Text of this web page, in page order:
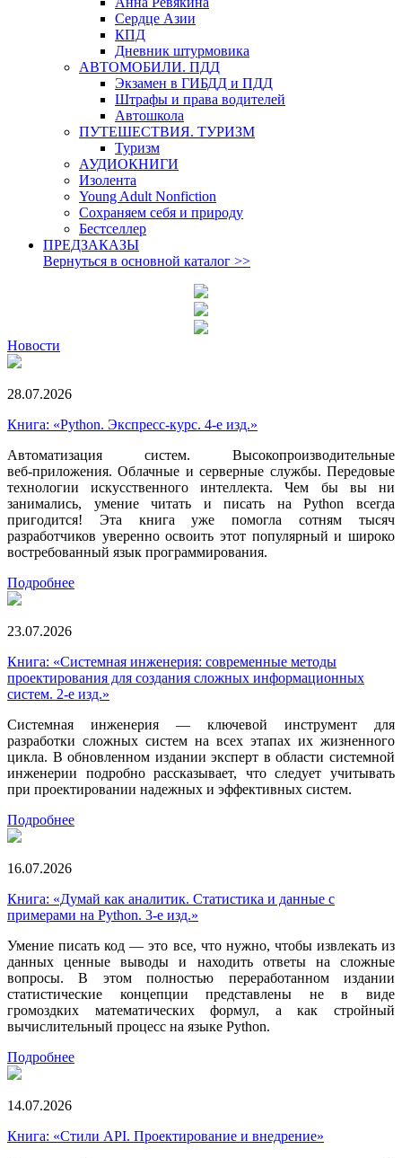
Сердце Азии
КПД
Дневник штурмовика
АВТОМОБИЛИ. ПДД
Экзамен в ГИБДД и ПДД
Штрафы и права водителей
Автошкола
ПУТЕШЕСТВИЯ. ТУРИЗМ
Туризм
АУДИОКНИГИ
Изолента
Young Adult Nonfiction
Сохраняем себя и природу
Бестселлер
ПРЕДЗАКАЗЫ
Вернуться в основной каталог >>
Новости
28.07.2026
Книга: «Python. Экспресс‑курс. 4-е изд.»
Автоматизация систем. Высокопроизводительные
веб‑приложения. Облачные и серверные службы. Передовые
технологии искусственного интеллекта. Чем бы вы ни
занимались, умение читать и писать на Python всегда
пригодится! Эта книга уже помогла сотням тысяч
разработчиков уверенно освоить этот популярный и широко
востребованный язык программирования.
Подробнее
23.07.2026
Книга: «Системная инженерия: современные методы
проектирования для создания сложных информационных
систем. 2-е изд.»
Системная инженерия — ключевой инструмент для
разработки сложных систем на всех этапах их жизненного
цикла. В обновленном издании эксперт в области системной
инженерии подробно рассказывает, что следует учитывать
при проектировании надежных и эффективных систем.
Подробнее
16.07.2026
Книга: «Думай как аналитик. Статистика и данные с
примерами на Python. 3-е изд.»
Умение писать код — это все, что нужно, чтобы извлекать из
данных ценные выводы и находить ответы на сложные
вопросы. В этом полностью переработанном издании
статистические концепции представлены не в виде
громоздких математических формул, а как стройный
вычислительный процесс на языке Python.
Подробнее
14.07.2026
Книга: «Стили API. Проектирование и внедрение»